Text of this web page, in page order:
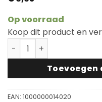
Op voorraad
Koop dit product en
Staalwol 200gram
Toevoegen
EAN: 1000000014020